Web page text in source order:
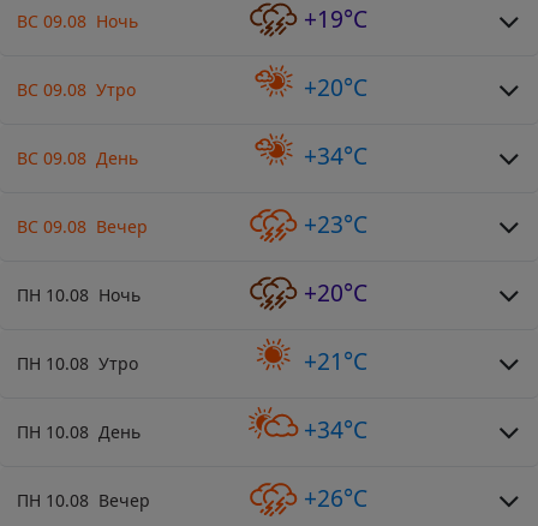
ВС 09.08 Ночь +19°C
ВС 09.08 Утро +20°C
ВС 09.08 День +34°C
ВС 09.08 Вечер +23°C
ПН 10.08 Ночь +20°C
ПН 10.08 Утро +21°C
ПН 10.08 День +34°C
ПН 10.08 Вечер +26°C